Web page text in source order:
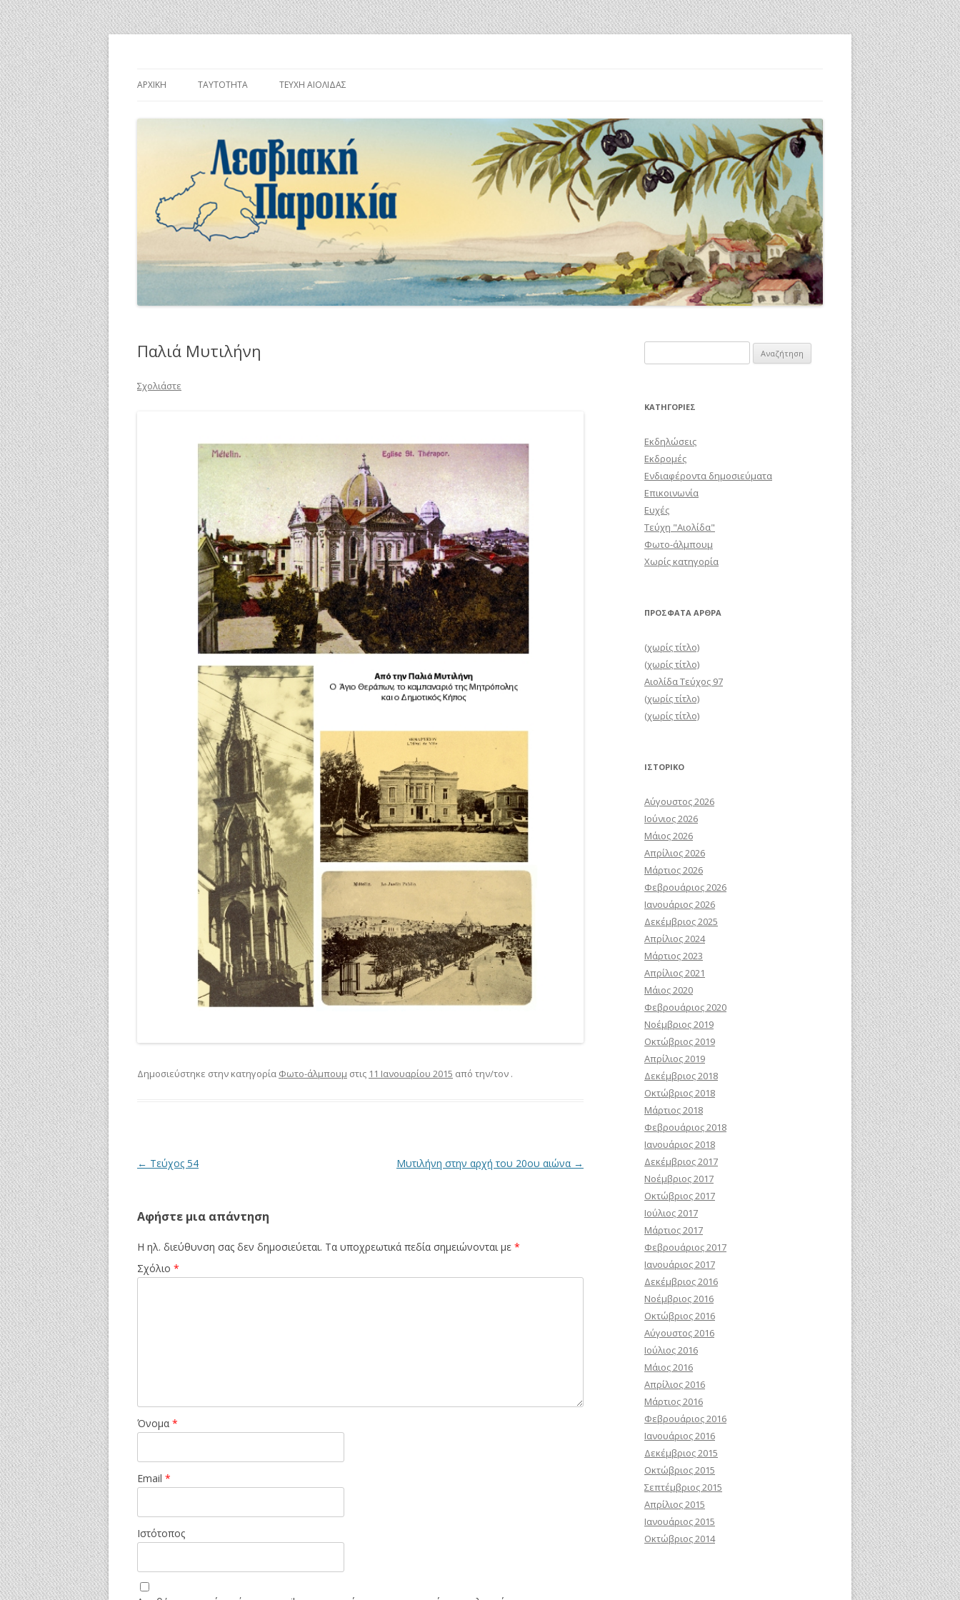
ΑΡΧΙΚΉ ΤΑΥΤΌΤΗΤΑ ΤΕΎΧΗ ΑΙΟΛΊΔΑΣ
Παλιά Μυτιλήνη
Σχολιάστε
Δημοσιεύστηκε στην κατηγορία Φωτο-άλμπουμ στις 11 Ιανουαρίου 2015 από την/τον .
Πλοήγηση
← Τεύχος 54 Μυτιλήνη στην αρχή του 20ου αιώνα →
Αφήστε μια απάντηση
Η ηλ. διεύθυνση σας δεν δημοσιεύεται. Τα υποχρεωτικά πεδία σημειώνονται με *
Σχόλιο *
Όνομα *
Email *
Ιστότοπος
για:
KΑΤΗΓΟΡΊΕΣ
Εκδηλώσεις
Εκδρομές
Ενδιαφέροντα δημοσιεύματα
Επικοινωνία
Ευχές
Τεύχη "Αιολίδα"
Φωτο-άλμπουμ
Χωρίς κατηγορία
ΠΡΌΣΦΑΤΑ ΆΡΘΡΑ
(χωρίς τίτλο)
(χωρίς τίτλο)
Αιολίδα Τεύχος 97
(χωρίς τίτλο)
(χωρίς τίτλο)
ΙΣΤΟΡΙΚΌ
Αύγουστος 2026
Ιούνιος 2026
Μάιος 2026
Απρίλιος 2026
Μάρτιος 2026
Φεβρουάριος 2026
Ιανουάριος 2026
Δεκέμβριος 2025
Απρίλιος 2024
Μάρτιος 2023
Απρίλιος 2021
Μάιος 2020
Φεβρουάριος 2020
Νοέμβριος 2019
Οκτώβριος 2019
Απρίλιος 2019
Δεκέμβριος 2018
Οκτώβριος 2018
Μάρτιος 2018
Φεβρουάριος 2018
Ιανουάριος 2018
Δεκέμβριος 2017
Νοέμβριος 2017
Οκτώβριος 2017
Ιούλιος 2017
Μάρτιος 2017
Φεβρουάριος 2017
Ιανουάριος 2017
Δεκέμβριος 2016
Νοέμβριος 2016
Οκτώβριος 2016
Αύγουστος 2016
Ιούλιος 2016
Μάιος 2016
Απρίλιος 2016
Μάρτιος 2016
Φεβρουάριος 2016
Ιανουάριος 2016
Δεκέμβριος 2015
Οκτώβριος 2015
Σεπτέμβριος 2015
Απρίλιος 2015
Ιανουάριος 2015
Οκτώβριος 2014